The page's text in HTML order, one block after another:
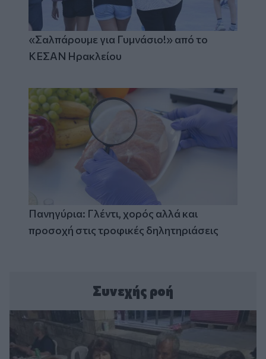
«Σαλπάρουμε για Γυμνάσιο!» από το
ΚΕΣΑΝ Ηρακλείου
Πανηγύρια: Γλέντι, χορός αλλά και
προσοχή στις τροφικές δηλητηριάσεις
Συνεχής ροή